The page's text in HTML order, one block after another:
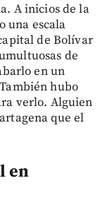
A inicios de la
una escala
de Bolívar
de
en un
hubo
verlo. Alguien
que el
en